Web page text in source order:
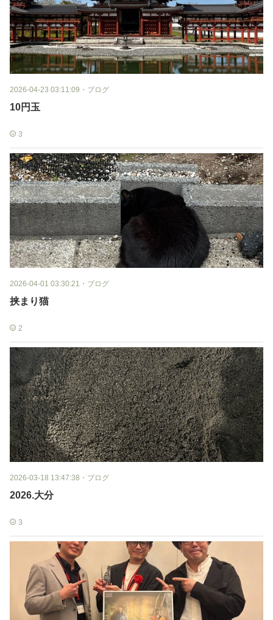
2026-04-23 03:11:09 ・ ブログ
10円玉
3
2026-04-01 03:30:21 ・ ブログ
挟まり猫
2
2026-03-18 13:47:38 ・ ブログ
2026.大分
3